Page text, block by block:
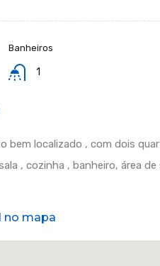
Banheiros
1
bem localizado , com dois
, cozinha , banheiro, área de
no mapa